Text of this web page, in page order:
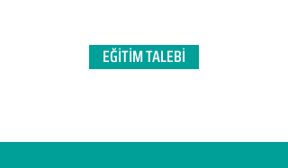
EĞİTİM TALEBİ